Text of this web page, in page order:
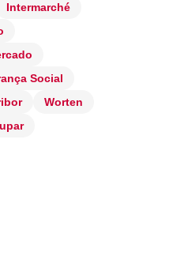
Intermarché
Social
Worten